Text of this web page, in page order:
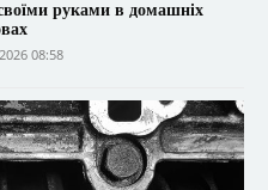
руками в домашніх
08:58